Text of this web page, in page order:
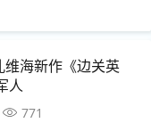
维海新作《边关英
人
771